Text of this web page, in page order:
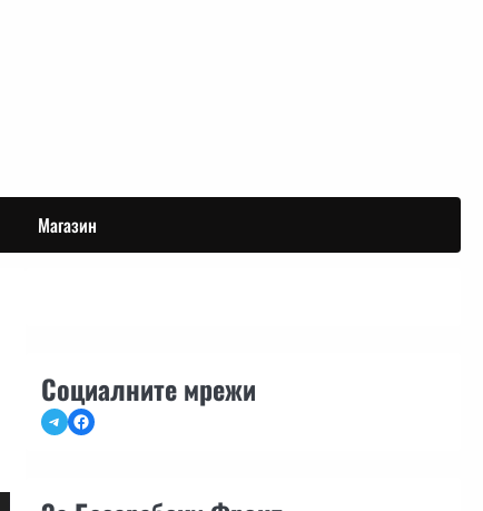
Магазин
Социалните мрежи
TelegramFacebook